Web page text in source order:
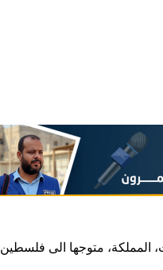
متوجها الى فلسطين،